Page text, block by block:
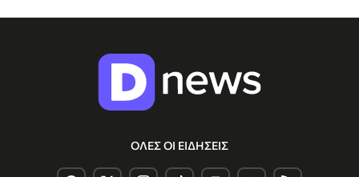
ΟΛΕΣ ΟΙ ΕΙΔΗΣΕΙΣ